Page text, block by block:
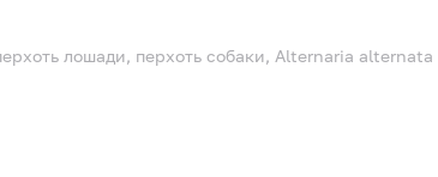
лошади, перхоть собаки, Alternaria